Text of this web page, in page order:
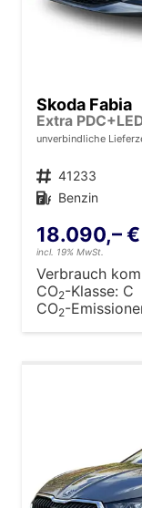
Skoda Fabia
Extra
unverbindliche
Fahrzeugnr. 41233
Kraftstoff Benzin
18.090,– €
incl. 19% MwSt.
Verbrauch
CO2-Klasse: C
CO2-